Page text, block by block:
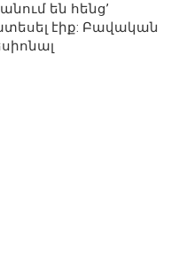
են հենց’
էիք: Բավական